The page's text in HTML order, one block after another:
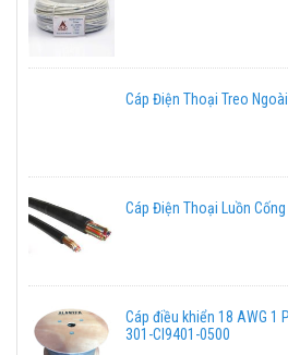
Cáp Điện Thoại Treo
Cáp Điện Thoại Luồn
Cáp điều khiển 18 AWG 1
301-CI9401-0500